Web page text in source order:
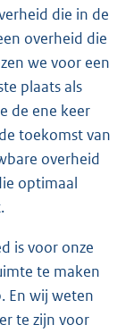
die in de
overheid die
we voor een
plaats als
de ene keer
toekomst van
overheid
optimaal
is voor onze
te maken
En wij weten
te zijn voor